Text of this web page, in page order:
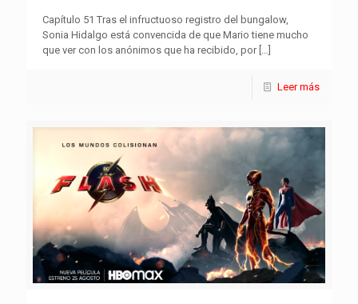
Capítulo 51 Tras el infructuoso registro del bungalow,
Sonia Hidalgo está convencida de que Mario tiene mucho
que ver con los anónimos que ha recibido, por[…]
Leer más